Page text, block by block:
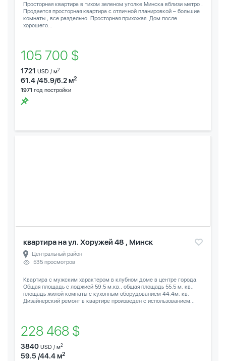
Просторная квартира в тихом зеленом уголке Минска вблизи метро .
Продается просторная квартира с отличной планировкой – большие
комнаты , все раздельно. Просторная прихожая. Дом после
хорошего...
105 700 $
1721 USD / м2
61.4 /45.9/6.2 м2
1971 год постройки
квартира на ул. Хоружей 48 , Минск
Центральный район
535 просмотров
Квартира с мужским характером в клубном доме в центре города.
Общая площадь с лоджией 59.5 м.кв., общая площадь 55.5 м. кв.,
площадь жилой комнаты с кухонным оборудованием 44.4м. кв.
Дизайнерский ремонт в квартире произведен с использованием...
228 468 $
3840 USD / м2
59.5 /44.4 м2